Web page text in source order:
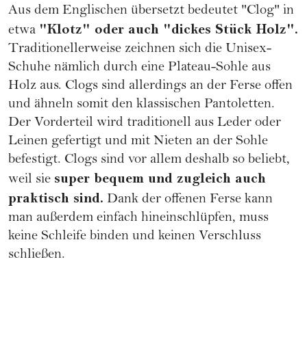
Aus dem Englischen übersetzt bedeutet "Clog" in
etwa "Klotz" oder auch "dickes Stück Holz".
Traditionellerweise zeichnen sich die Unisex-
Schuhe nämlich durch eine Plateau-Sohle aus
Holz aus. Clogs sind allerdings an der Ferse offen
und ähneln somit den klassischen Pantoletten.
Der Vorderteil wird traditionell aus Leder oder
Leinen gefertigt und mit Nieten an der Sohle
befestigt. Clogs sind vor allem deshalb so beliebt,
weil sie super bequem und zugleich auch
praktisch sind. Dank der offenen Ferse kann
man außerdem einfach hineinschlüpfen, muss
keine Schleife binden und keinen Verschluss
schließen.